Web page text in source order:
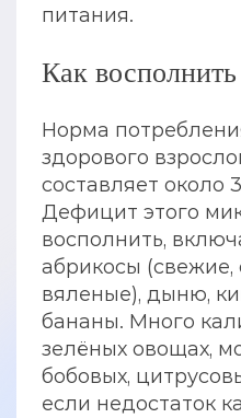
питания.
Как
Норма
здорового
составляет около
Дефицит этого
восполнить,
абрикосы
вяленые), дыню,
бананы. Много
зелёных овощах,
бобовых,
если недостаток